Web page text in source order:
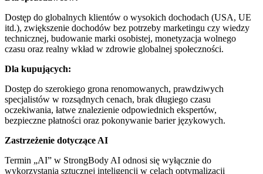
Dostęp do globalnych klientów o wysokich dochodach (USA, UE
itd.), zwiększenie dochodów bez potrzeby marketingu czy wiedzy
technicznej, budowanie marki osobistej, monetyzacja wolnego
czasu oraz realny wkład w zdrowie globalnej społeczności.
Dla kupujących:
Dostęp do szerokiego grona renomowanych, prawdziwych
specjalistów w rozsądnych cenach, brak długiego czasu
oczekiwania, łatwe znalezienie odpowiednich ekspertów,
bezpieczne płatności oraz pokonywanie barier językowych.
Zastrzeżenie dotyczące AI
Termin „AI” w StrongBody AI odnosi się wyłącznie do
wykorzystania sztucznej inteligencji w celach optymalizacji